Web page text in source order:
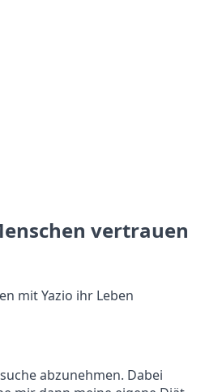
vertrauen
mit Yazio ihr Leben
abzunehmen. Dabei